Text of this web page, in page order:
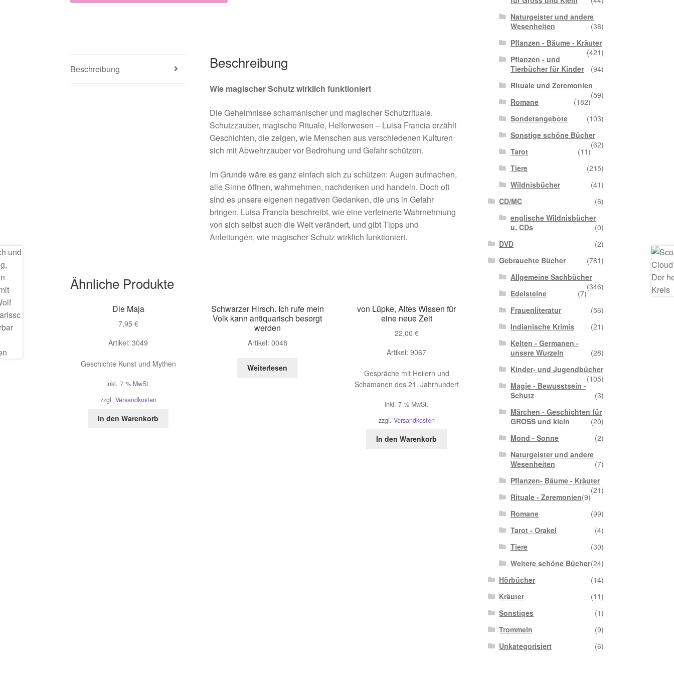
Beschreibung Beschreibung
Wie magischer Schutz wirklich funktioniert
Die Geheimnisse schamanischer und magischer Schutzrituale.
Schutzzauber, magische Rituale, Helferwesen – Luisa Francia erzählt
Geschichten, die zeigen, wie Menschen aus verschiedenen Kulturen
sich mit Abwehrzauber vor Bedrohung und Gefahr schützen.
Im Grunde wäre es ganz einfach sich zu schützen: Augen aufmachen,
alle Sinne öffnen, wahrnehmen, nachdenken und handeln. Doch oft
sind es unsere eigenen negativen Gedanken, die uns in Gefahr
bringen. Luisa Francia beschreibt, wie eine verfeinerte Wahrnehmung
von sich selbst auch die Welt verändert, und gibt Tipps und
Anleitungen, wie magischer Schutz wirklich funktioniert.
Ähnliche Produkte
Die Maja
7,95 €
Artikel: 3049
Geschichte Kunst und Mythen
inkl. 7 % MwSt.
zzgl. Versandkosten
In den Warenkorb
Schwarzer Hirsch. Ich rufe mein
Volk kann antiquarisch besorgt
werden
Artikel: 0048
Weiterlesen
von Lüpke, Altes Wissen für
eine neue Zeit
22,00 €
Artikel: 9067
Gespräche mit Heilern und
Schamanen des 21. Jahrhundert
inkl. 7 % MwSt.
zzgl. Versandkosten
In den Warenkorb
Naturgeister und andere
Wesenheiten
(38)
Pflanzen - Bäume - Kräuter
(421)
Pflanzen - und
Tierbücher für Kinder
(94)
Rituale und Zeremonien
(59)
Romane
(182)
Sonderangebote
(103)
Sonstige schöne Bücher
(62)
Tarot
(11)
Tiere
(215)
Wildnisbücher
(41)
CD/MC
(6)
englische Wildnisbücher
u. CDs
(0)
DVD
(2)
Gebrauchte Bücher
(781)
Allgemeine Sachbücher
(346)
Edelsteine
(7)
Frauenliteratur
(56)
Indianische Krimis
(21)
Kelten - Germanen -
unsere Wurzeln
(28)
Kinder- und Jugendbücher
(105)
Magie - Bewusstsein -
Schutz
(3)
Märchen - Geschichten für
GROSS und klein
(20)
Mond - Sonne
(2)
Naturgeister und andere
Wesenheiten
(7)
Pflanzen- Bäume - Kräuter
(21)
Rituale - Zeremonien(9)
Romane
(99)
Tarot - Orakel
(4)
Tiere
(30)
Weitere schöne Bücher(24)
Hörbücher
(14)
Kräuter
(11)
Sonstiges
(1)
Trommeln
(9)
Unkategorisiert
(6)